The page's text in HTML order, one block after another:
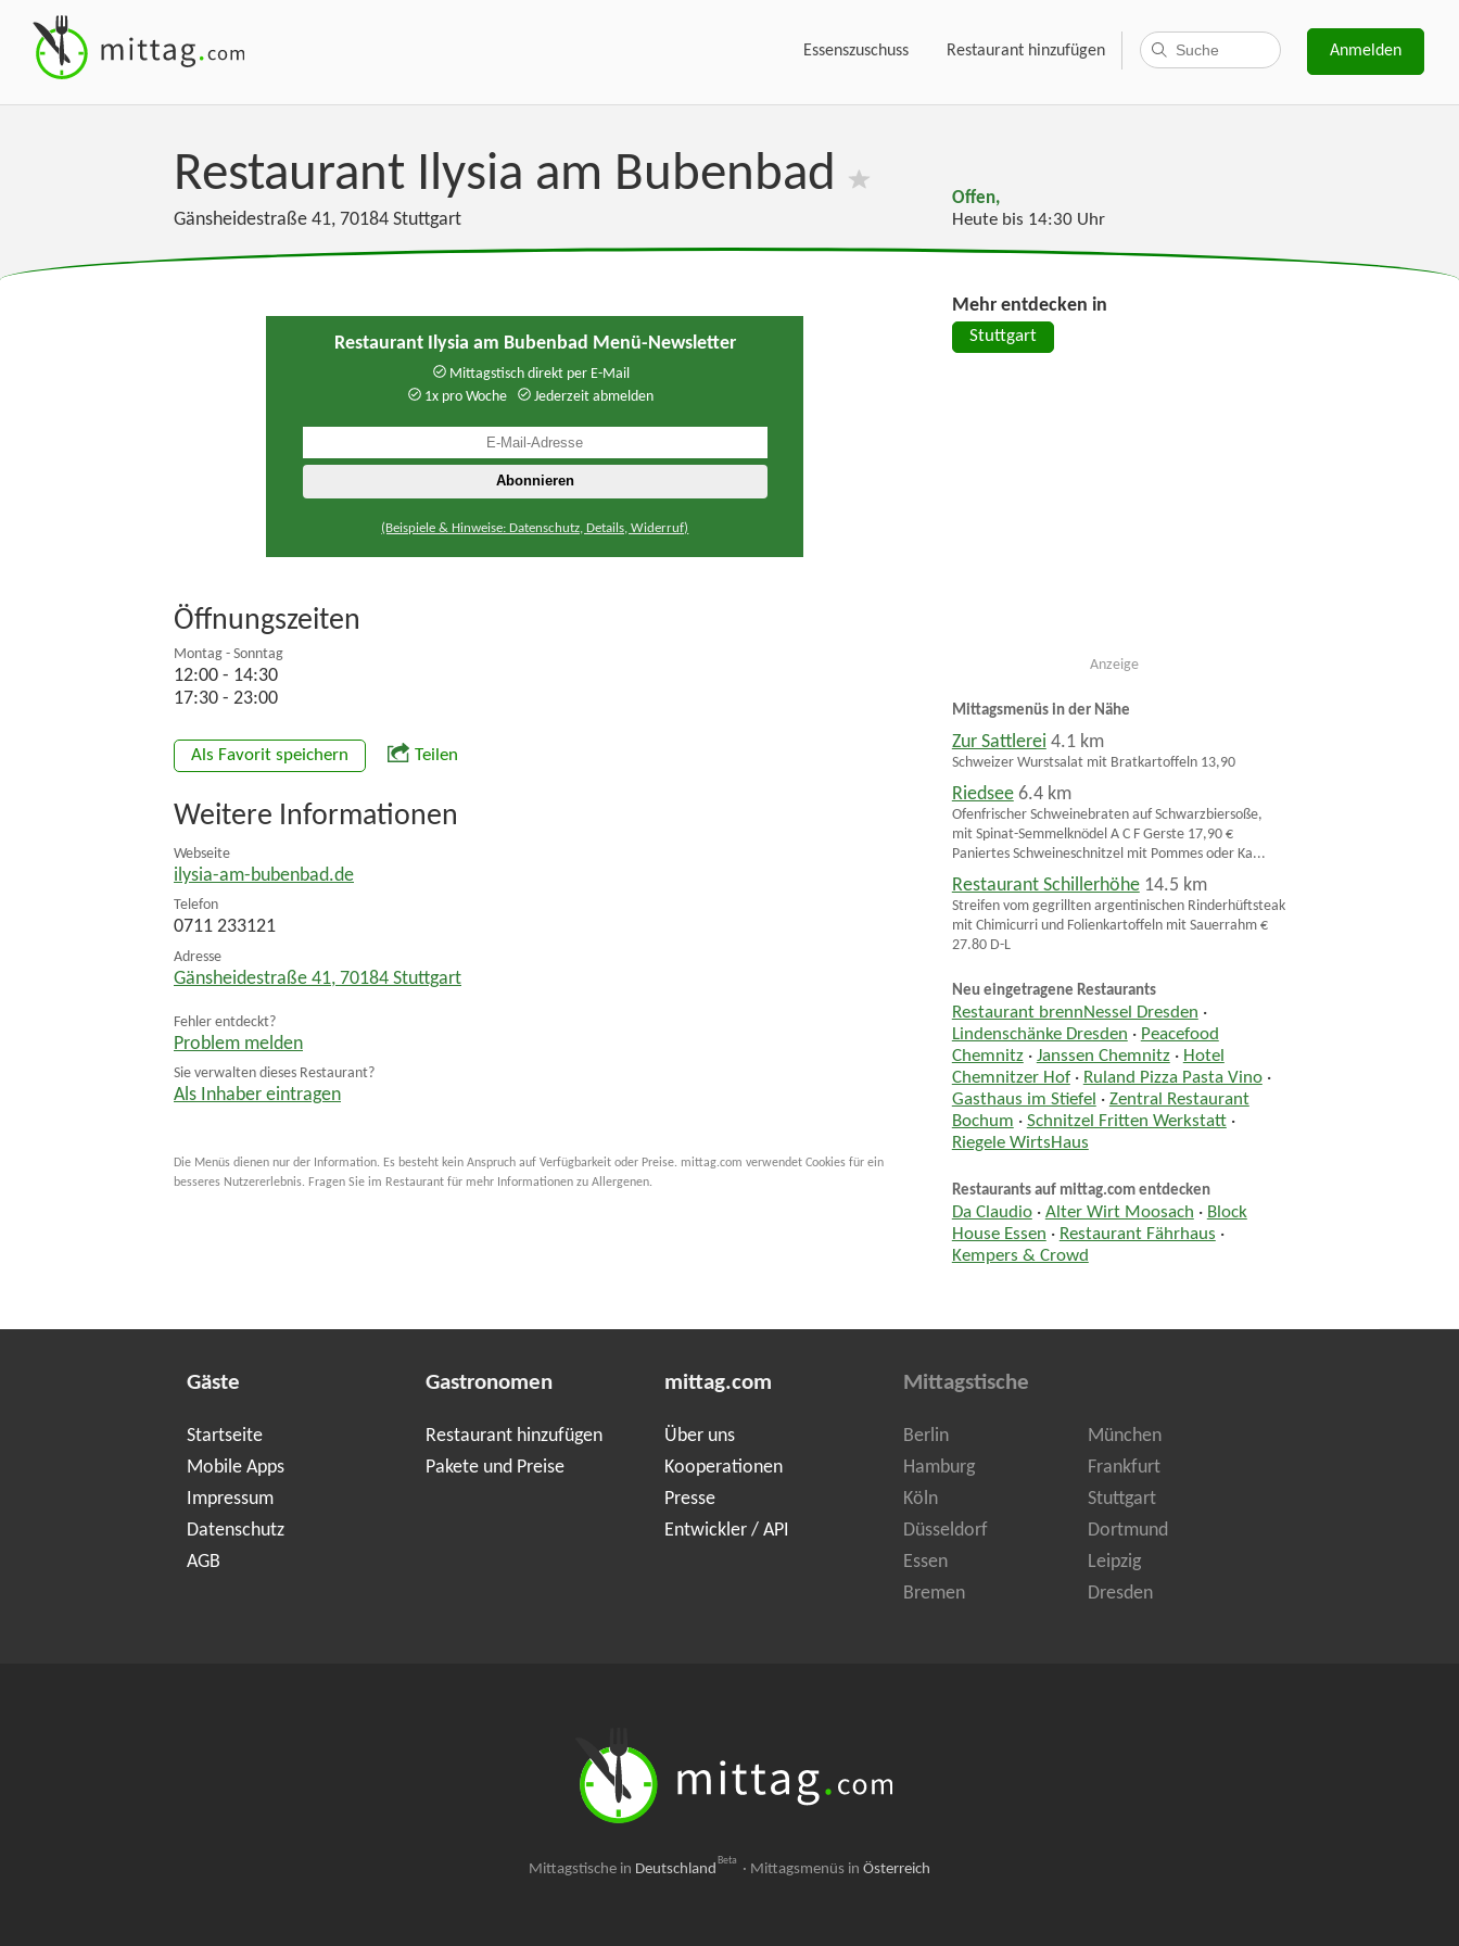
Essenszuschuss Restaurant hinzufügen Anmelden
Restaurant Ilysia am Bubenbad
Gänsheidestraße 41, 70184 Stuttgart
Offen,
Heute bis 14:30 Uhr
Restaurant Ilysia am Bubenbad Menü-Newsletter
Mittagstisch direkt per E-Mail
1x pro Woche
Jederzeit abmelden
(Beispiele & Hinweise: Datenschutz, Details, Widerruf)
Öffnungszeiten
Montag - Sonntag
12:00 - 14:30
17:30 - 23:00
Als Favorit speichern Teilen
Weitere Informationen
Webseite
ilysia-am-bubenbad.de
Telefon
0711 233121
Adresse
Gänsheidestraße 41, 70184 Stuttgart
Fehler entdeckt?
Problem melden
Sie verwalten dieses Restaurant?
Als Inhaber eintragen
Die Menüs dienen nur der Information. Es besteht kein Anspruch auf Verfügbarkeit oder Preise. mittag.com verwendet Cookies für ein
besseres Nutzererlebnis. Fragen Sie im Restaurant für mehr Informationen zu Allergenen.
Mehr entdecken in
Stuttgart
Anzeige
Mittagsmenüs in der Nähe
Zur Sattlerei 4.1 km
Schweizer Wurstsalat mit Bratkartoffeln 13,90
Riedsee 6.4 km
Ofenfrischer Schweinebraten auf Schwarzbiersoße,
mit Spinat-Semmelknödel A C F Gerste 17,90 €
Paniertes Schweineschnitzel mit Pommes oder Ka...
Restaurant Schillerhöhe 14.5 km
Streifen vom gegrillten argentinischen Rinderhüftsteak
mit Chimicurri und Folienkartoffeln mit Sauerrahm €
27.80 D-L
Neu eingetragene Restaurants
Restaurant brennNessel Dresden ·
Lindenschänke Dresden · Peacefood
Chemnitz· Janssen Chemnitz· Hotel
Chemnitzer Hof· Ruland Pizza Pasta Vino·
Gasthaus im Stiefel · Zentral Restaurant
Bochum · Schnitzel Fritten Werkstatt·
Riegele WirtsHaus
Restaurants auf mittag.com entdecken
Da Claudio· Alter Wirt Moosach · Block
House Essen · Restaurant Fährhaus ·
Kempers & Crowd
Gäste
Startseite
Mobile Apps
Impressum
Datenschutz
AGB
Gastronomen
Restaurant hinzufügen
Pakete und Preise
mittag.com
Über uns
Kooperationen
Presse
Entwickler / API
Mittagstische
Berlin
München
Hamburg
Frankfurt
Köln
Stuttgart
Düsseldorf
Dortmund
Essen
Leipzig
Bremen
Dresden
Mittagstische in Deutschland Beta · Mittagsmenüs in Österreich